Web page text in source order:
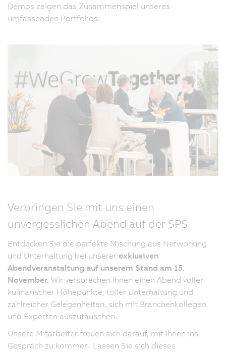
Demos zeigen das Zusammenspiel unseres
umfassenden Portfolios.
Verbringen Sie mit uns einen
unvergesslichen Abend auf der SPS
Entdecken Sie die perfekte Mischung aus Networking
und Unterhaltung bei unserer exklusiven
Abendveranstaltung auf unserem Stand am 15.
November. Wir versprechen Ihnen einen Abend voller
kulinarischer Höhepunkte, toller Unterhaltung und
zahlreicher Gelegenheiten, sich mit Branchenkollegen
und Experten auszutauschen.
Unsere Mitarbeiter freuen sich darauf, mit Ihnen ins
Gespräch zu kommen. Lassen Sie sich dieses